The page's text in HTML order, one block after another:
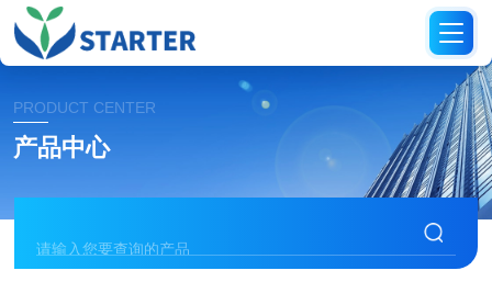
PRODUCT CENTER
产品中心